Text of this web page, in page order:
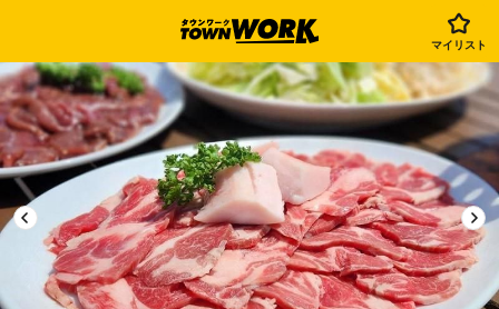
マイリスト